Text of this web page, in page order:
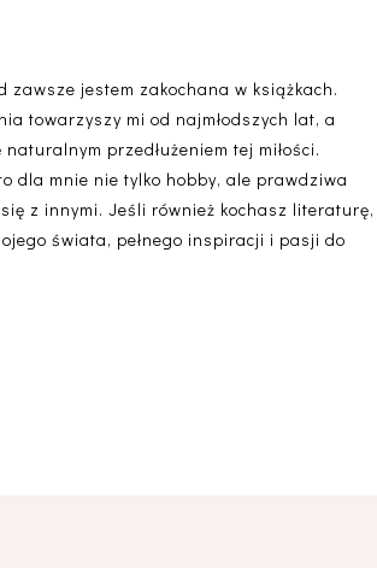
zawsze jestem zakochana w książkach.
towarzyszy mi od najmłodszych lat, a
przedłużeniem tej miłości.
dla mnie nie tylko hobby, ale prawdziwa
z innymi. Jeśli również kochasz literaturę,
świata, pełnego inspiracji i pasji do